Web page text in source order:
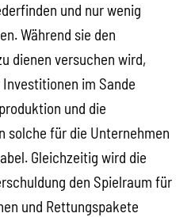
und nur wenig
Während sie den
dienen versuchen wird,
Investitionen im Sande
und die
solche für die Unternehmen
Gleichzeitig wird die
den Spielraum für
und Rettungspakete